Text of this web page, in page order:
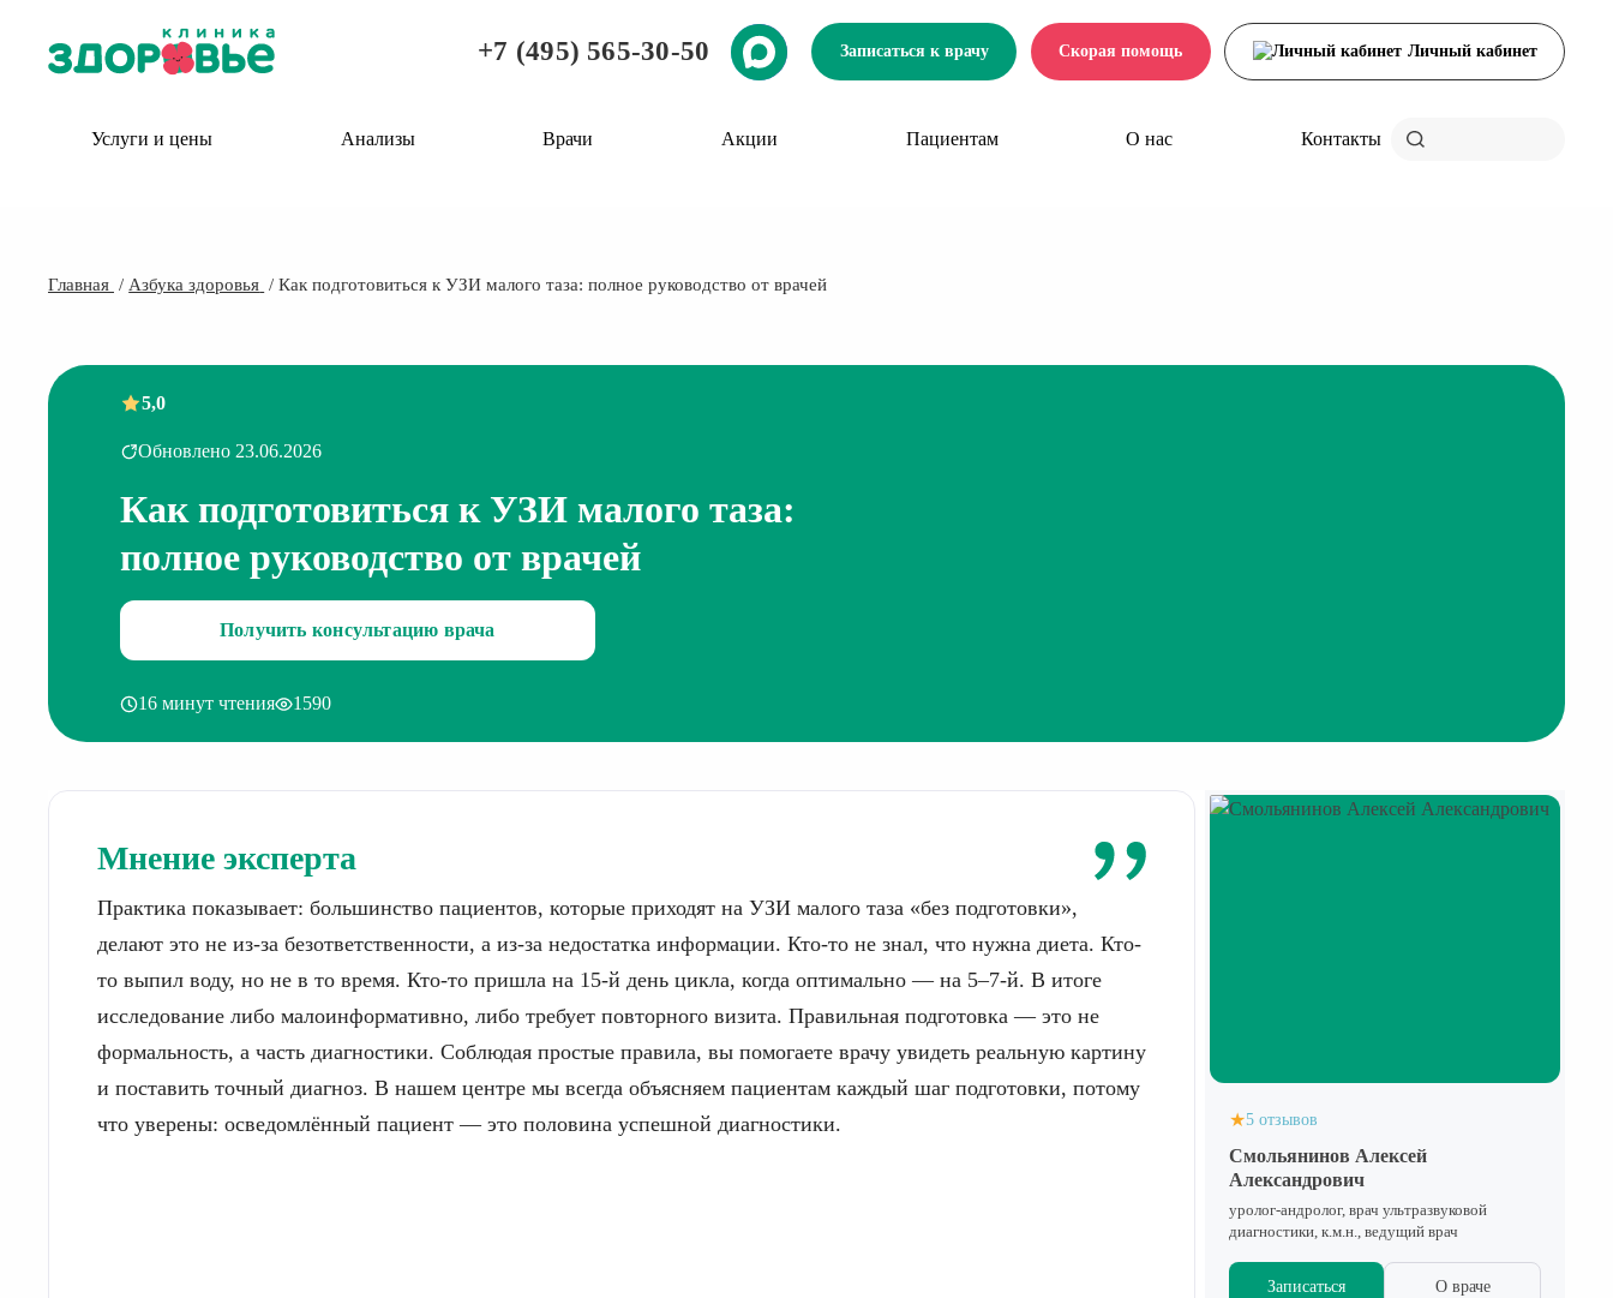
+7 (495) 565-30-50 Записаться к врачу Скорая помощь Личный кабинет
Услуги и цены Анализы Врачи Акции Пациентам О нас Контакты
Главная Азбука здоровья Как подготовиться к УЗИ малого таза: полное руководство от врачей
5,0
Обновлено 23.06.2026
Как подготовиться к УЗИ малого таза:
полное руководство от врачей
Получить консультацию врача
16 минут чтения 1590
Мнение эксперта
Практика показывает: большинство пациентов, которые приходят на УЗИ малого таза «без подготовки»,
делают это не из-за безответственности, а из-за недостатка информации. Кто-то не знал, что нужна диета. Кто-
то выпил воду, но не в то время. Кто-то пришла на 15-й день цикла, когда оптимально — на 5–7-й. В итоге
исследование либо малоинформативно, либо требует повторного визита. Правильная подготовка — это не
формальность, а часть диагностики. Соблюдая простые правила, вы помогаете врачу увидеть реальную картину
и поставить точный диагноз. В нашем центре мы всегда объясняем пациентам каждый шаг подготовки, потому
что уверены: осведомлённый пациент — это половина успешной диагностики.
★5 отзывов
Смольянинов Алексей
Александрович
уролог-андролог, врач ультразвуковой
диагностики, к.м.н., ведущий врач
Записаться О враче